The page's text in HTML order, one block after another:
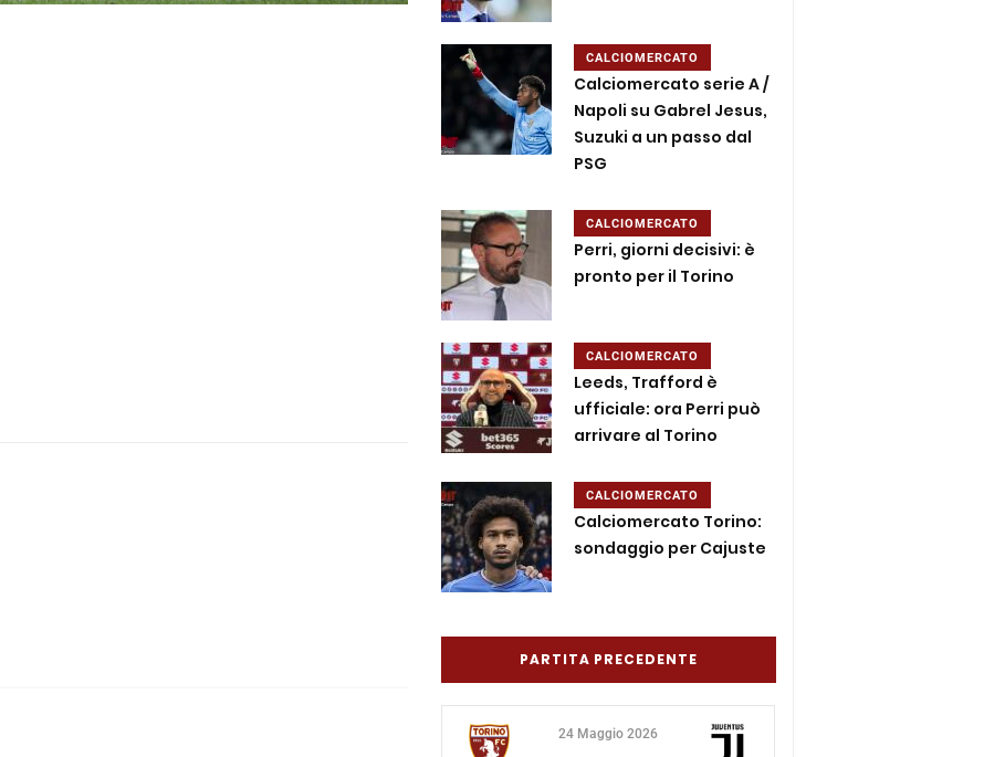
CALCIOMERCATO
Calciomercato serie A /
Napoli su Gabrel Jesus,
Suzuki a un passo dal
PSG
CALCIOMERCATO
Perri, giorni decisivi: è
pronto per il Torino
CALCIOMERCATO
Leeds, Trafford è
ufficiale: ora Perri può
arrivare al Torino
CALCIOMERCATO
Calciomercato Torino:
sondaggio per Cajuste
PARTITA PRECEDENTE
24 Maggio 2026